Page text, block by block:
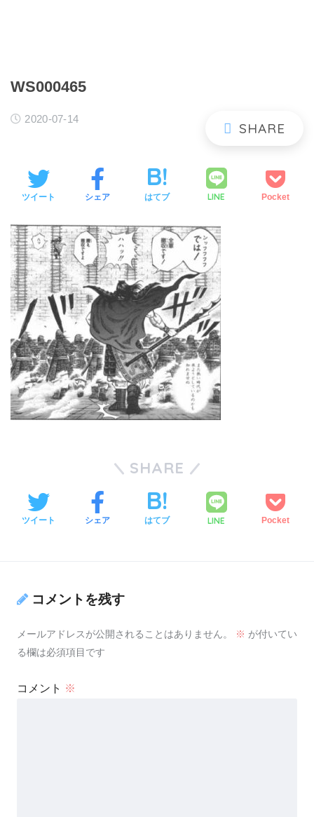
WS000465
2020-07-14
ツイート シェア はてブ LINE Pocket
SHARE
ツイート シェア はてブ LINE Pocket
コメントを残す
メールアドレスが公開されることはありません。 ※ が付いてい
る欄は必須項目です
コメント ※